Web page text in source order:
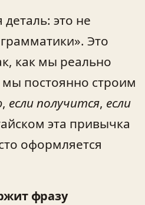
это не
Это
как мы реально
постоянно строим
, если получится, если
эта привычка
оформляется
фразу